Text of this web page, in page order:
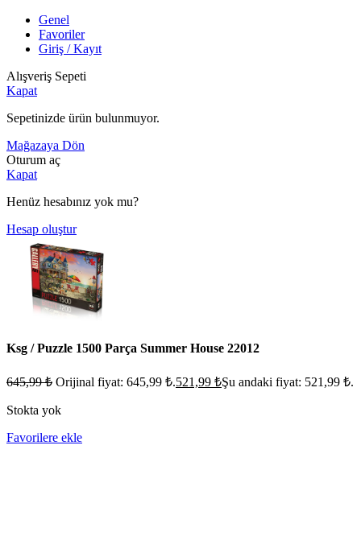
Genel
Favoriler
Giriş / Kayıt
Alışveriş Sepeti
Kapat
Sepetinizde ürün bulunmuyor.
Mağazaya Dön
Oturum aç
Kapat
Henüz hesabınız yok mu?
Hesap oluştur
Ksg / Puzzle 1500 Parça Summer House 22012
645,99₺ Orijinal fiyat: 645,99 ₺.521,99 ₺Şu andaki fiyat: 521,99 ₺.
Stokta yok
Favorilere ekle